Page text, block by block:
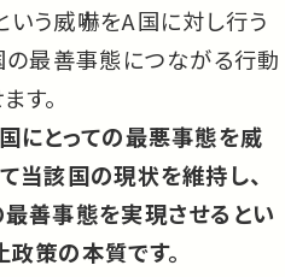
いう威嚇をA国に対し行う
の最善事態につながる行動
す。
にとっての最悪事態を威
当該国の現状を維持し、
最善事態を実現させるとい
策の本質です。